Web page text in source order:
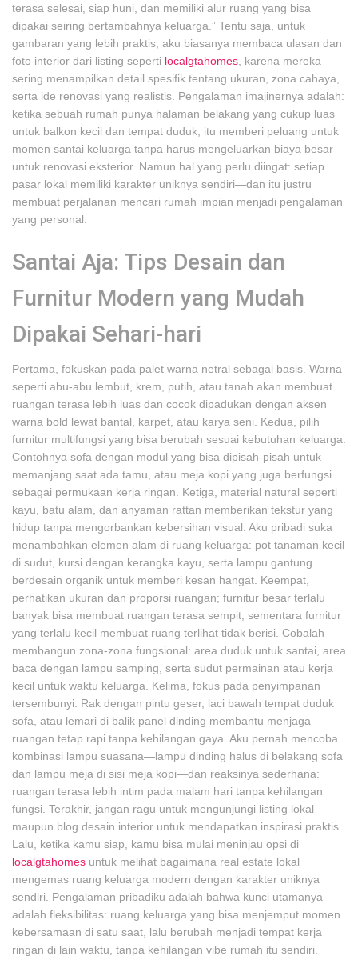
terasa selesai, siap huni, dan memiliki alur ruang yang bisa
dipakai seiring bertambahnya keluarga.” Tentu saja, untuk
gambaran yang lebih praktis, aku biasanya membaca ulasan dan
foto interior dari listing seperti localgtahomes , karena mereka
sering menampilkan detail spesifik tentang ukuran, zona cahaya,
serta ide renovasi yang realistis. Pengalaman imajinernya adalah:
ketika sebuah rumah punya halaman belakang yang cukup luas
untuk balkon kecil dan tempat duduk, itu memberi peluang untuk
momen santai keluarga tanpa harus mengeluarkan biaya besar
untuk renovasi eksterior. Namun hal yang perlu diingat: setiap
pasar lokal memiliki karakter uniknya sendiri—dan itu justru
membuat perjalanan mencari rumah impian menjadi pengalaman
yang personal.
Santai Aja: Tips Desain dan
Furnitur Modern yang Mudah
Dipakai Sehari-hari
Pertama, fokuskan pada palet warna netral sebagai basis. Warna
seperti abu-abu lembut, krem, putih, atau tanah akan membuat
ruangan terasa lebih luas dan cocok dipadukan dengan aksen
warna bold lewat bantal, karpet, atau karya seni. Kedua, pilih
furnitur multifungsi yang bisa berubah sesuai kebutuhan keluarga.
Contohnya sofa dengan modul yang bisa dipisah-pisah untuk
memanjang saat ada tamu, atau meja kopi yang juga berfungsi
sebagai permukaan kerja ringan. Ketiga, material natural seperti
kayu, batu alam, dan anyaman rattan memberikan tekstur yang
hidup tanpa mengorbankan kebersihan visual. Aku pribadi suka
menambahkan elemen alam di ruang keluarga: pot tanaman kecil
di sudut, kursi dengan kerangka kayu, serta lampu gantung
berdesain organik untuk memberi kesan hangat. Keempat,
perhatikan ukuran dan proporsi ruangan; furnitur besar terlalu
banyak bisa membuat ruangan terasa sempit, sementara furnitur
yang terlalu kecil membuat ruang terlihat tidak berisi. Cobalah
membangun zona-zona fungsional: area duduk untuk santai, area
baca dengan lampu samping, serta sudut permainan atau kerja
kecil untuk waktu keluarga. Kelima, fokus pada penyimpanan
tersembunyi. Rak dengan pintu geser, laci bawah tempat duduk
sofa, atau lemari di balik panel dinding membantu menjaga
ruangan tetap rapi tanpa kehilangan gaya. Aku pernah mencoba
kombinasi lampu suasana—lampu dinding halus di belakang sofa
dan lampu meja di sisi meja kopi—dan reaksinya sederhana:
ruangan terasa lebih intim pada malam hari tanpa kehilangan
fungsi. Terakhir, jangan ragu untuk mengunjungi listing lokal
maupun blog desain interior untuk mendapatkan inspirasi praktis.
Lalu, ketika kamu siap, kamu bisa mulai meninjau opsi di
localgtahomes untuk melihat bagaimana real estate lokal
mengemas ruang keluarga modern dengan karakter uniknya
sendiri. Pengalaman pribadiku adalah bahwa kunci utamanya
adalah fleksibilitas: ruang keluarga yang bisa menjemput momen
kebersamaan di satu saat, lalu berubah menjadi tempat kerja
ringan di lain waktu, tanpa kehilangan vibe rumah itu sendiri.